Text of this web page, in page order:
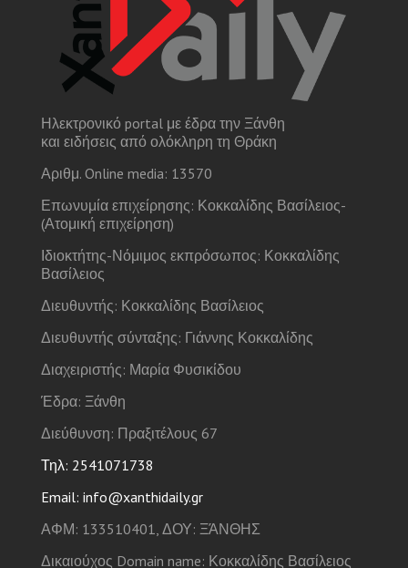
Ηλεκτρονικό portal με έδρα την Ξάνθη
και ειδήσεις από ολόκληρη τη Θράκη
Αριθμ. Online media: 13570
Επωνυμία επιχείρησης: Κοκκαλίδης Βασίλειος-
(Ατομική επιχείρηση)
Ιδιοκτήτης-Νόμιμος εκπρόσωπος: Κοκκαλίδης
Βασίλειος
Διευθυντής: Κοκκαλίδης Βασίλειος
Διευθυντής σύνταξης: Γιάννης Κοκκαλίδης
Διαχειριστής: Μαρία Φυσικίδου
Έδρα: Ξάνθη
Διεύθυνση: Πραξιτέλους 67
Τηλ: 2541071738
Email: info@xanthidaily.gr
ΑΦΜ: 133510401, ΔΟΥ: ΞΆΝΘΗΣ
Δικαιούχος Domain name: Κοκκαλίδης Βασίλειος